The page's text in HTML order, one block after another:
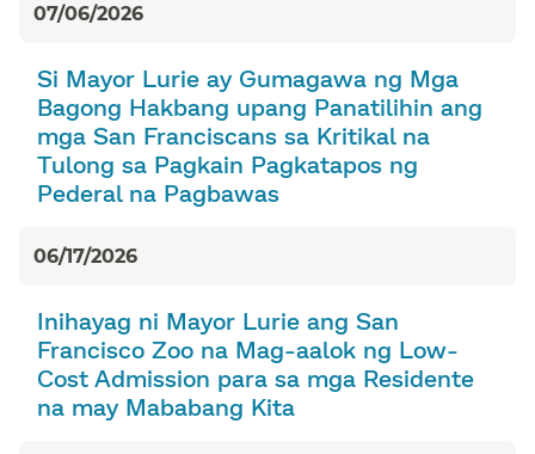
07/06/2026​​
Si Mayor Lurie ay Gumagawa ng Mga
Bagong Hakbang upang Panatilihin ang
mga San Franciscans sa Kritikal na
Tulong sa Pagkain Pagkatapos ng
Pederal na Pagbawas​​
06/17/2026​​
Inihayag ni Mayor Lurie ang San
Francisco Zoo na Mag-aalok ng Low-
Cost Admission para sa mga Residente
na may Mababang Kita​​